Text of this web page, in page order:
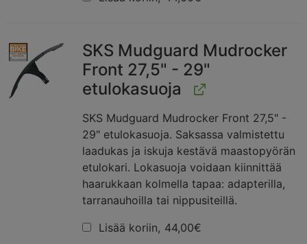
SKS Mudguard Mudrocker
Front 27,5" - 29"
etulokasuoja
SKS Mudguard Mudrocker Front 27,5" -
29" etulokasuoja. Saksassa valmistettu
laadukas ja iskuja kestävä maastopyörän
etulokari. Lokasuoja voidaan kiinnittää
haarukkaan kolmella tapaa: adapterilla,
tarranauhoilla tai nippusiteillä.
Lisää koriin, 44,00€